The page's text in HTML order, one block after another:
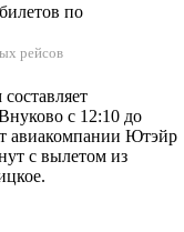
по
рейсов
с 12:10 до
авиакомпании Ютэйр
с вылетом из